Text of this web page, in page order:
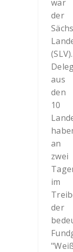
war
der
(SLV).
aus
den
10
an
zwei
im
der